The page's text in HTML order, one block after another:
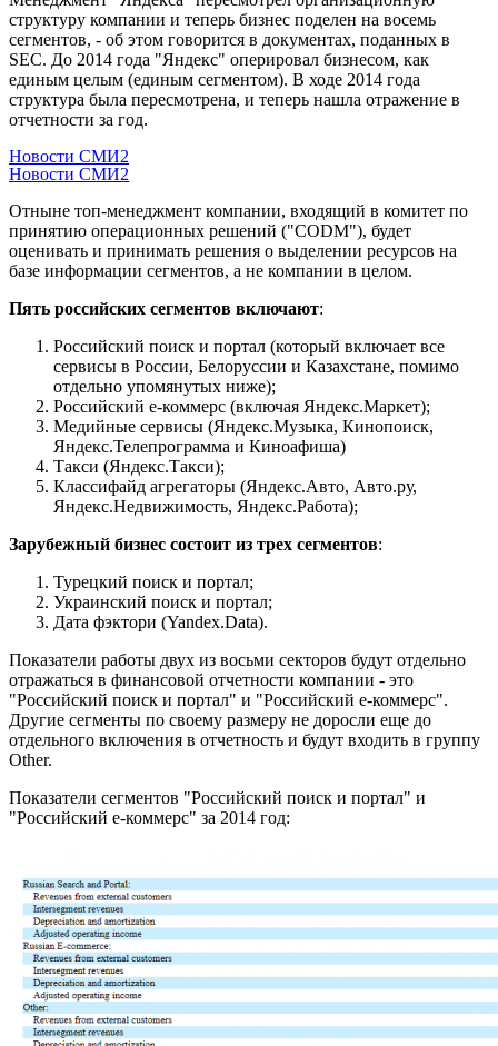
структуру компании и теперь бизнес поделен на восемь
сегментов, - об этом говорится в документах, поданных в
SEC. До 2014 года "Яндекс" оперировал бизнесом, как
единым целым (единым сегментом). В ходе 2014 года
структура была пересмотрена, и теперь нашла отражение в
отчетности за год.
Новости СМИ2
Новости СМИ2
Отныне топ-менеджмент компании, входящий в комитет по
принятию операционных решений ("CODM"), будет
оценивать и принимать решения о выделении ресурсов на
базе информации сегментов, а не компании в целом.
Пять российских сегментов включают:
Российский поиск и портал (который включает все
сервисы в России, Белоруссии и Казахстане, помимо
отдельно упомянутых ниже);
Российский е-коммерс (включая Яндекс.Маркет);
Медийные сервисы (Яндекс.Музыка, Кинопоиск,
Яндекс.Телепрограмма и Киноафиша)
Такси (Яндекс.Такси);
Классифайд агрегаторы (Яндекс.Авто, Авто.ру,
Яндекс.Недвижимость, Яндекс.Работа);
Зарубежный бизнес состоит из трех сегментов:
Турецкий поиск и портал;
Украинский поиск и портал;
Дата фэктори (Yandex.Data).
Показатели работы двух из восьми секторов будут отдельно
отражаться в финансовой отчетности компании - это
"Российский поиск и портал" и "Российский е-коммерс".
Другие сегменты по своему размеру не доросли еще до
отдельного включения в отчетность и будут входить в группу
Other.
Показатели сегментов "Российский поиск и портал" и
"Российский е-коммерс" за 2014 год: